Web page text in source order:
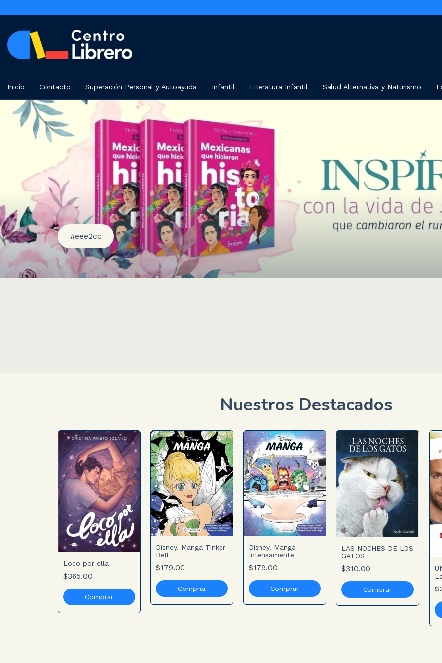
Inicio Contacto Superación Personal y Autoayuda Infantil Literatura Infantil Salud Alternativa y Naturismo
#eee2cc
Nuestros Destacados
Loco por ella
$365.00
Disney. Manga Tinker
Bell
$179.00
Disney. Manga
Intensamente
$179.00
LAS NOCHES DE LOS
GATOS
$310.00